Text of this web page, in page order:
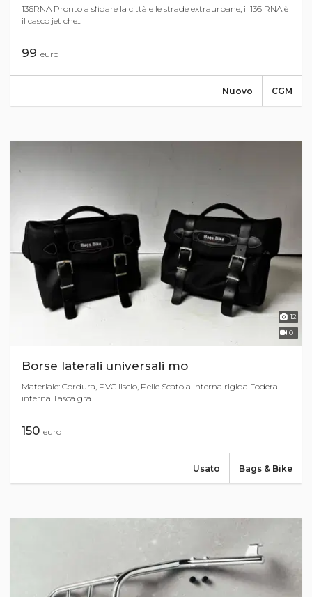
136RNA Pronto a sfidare la città e le strade extraurbane, il 136 RNA è
il casco jet che...
99 euro
CGM
Nuovo
12
0
Borse laterali universali mo
Materiale: Cordura, PVC liscio, Pelle Scatola interna rigida Fodera
interna Tasca gra...
150 euro
Bags & Bike
Usato